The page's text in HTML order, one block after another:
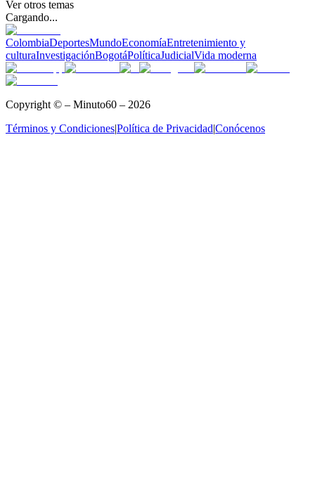
Ver otros temas
Cargando...
ColombiaDeportesMundoEconomíaEntretenimiento y
culturaInvestigaciónBogotáPolíticaJudicialVida moderna
Copyright © – Minuto60 – 2026
Términos y Condiciones|Política de Privacidad|Conócenos